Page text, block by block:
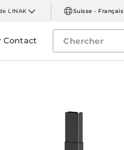
LINAK Suisse - Français
Contact